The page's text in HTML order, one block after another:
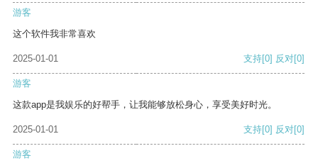
游客
这个软件我非常喜欢
2025-01-01 支持[0] 反对[0]
游客
这款app是我娱乐的好帮手，让我能够放松身心，享受美好时光。
2025-01-01 支持[0] 反对[0]
游客